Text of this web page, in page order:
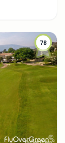
78